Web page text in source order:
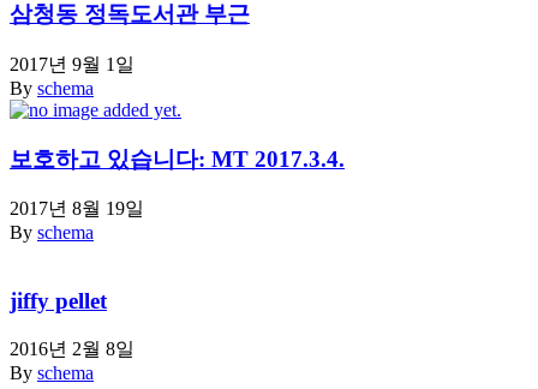
삼청동 정독도서관 부근
2017년 9월 1일
By schema
보호하고 있습니다: MT 2017.3.4.
2017년 8월 19일
By schema
jiffy pellet
2016년 2월 8일
By schema